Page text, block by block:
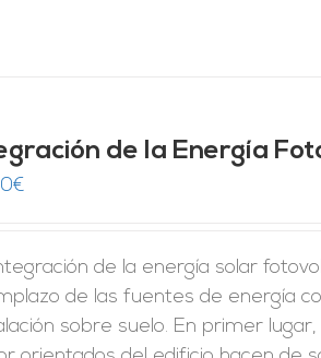
de la Energía
€
de la energía solar
de las fuentes de energía
sobre suelo. En primer